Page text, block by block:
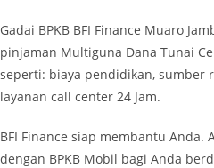
Gadai BPKB BFI Finance Muaro
pinjaman Multiguna Dana Tunai
seperti: biaya pendidikan, sumber
layanan call center 24 Jam.
BFI Finance siap membantu
dengan BPKB Mobil bagi Anda